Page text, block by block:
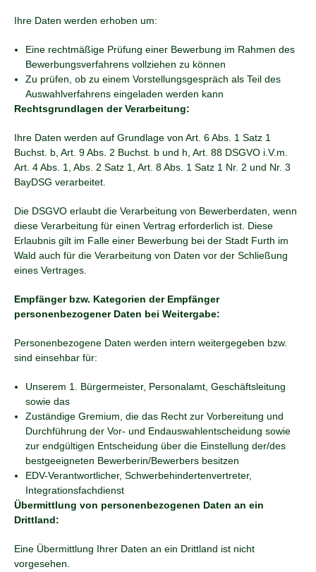
Ihre Daten werden erhoben um:
Eine rechtmäßige Prüfung einer Bewerbung im Rahmen des
Bewerbungsverfahrens vollziehen zu können
Zu prüfen, ob zu einem Vorstellungsgespräch als Teil des
Auswahlverfahrens eingeladen werden kann
Rechtsgrundlagen der Verarbeitung:
Ihre Daten werden auf Grundlage von Art. 6 Abs. 1 Satz 1
Buchst. b, Art. 9 Abs. 2 Buchst. b und h, Art. 88 DSGVO i.V.m.
Art. 4 Abs. 1, Abs. 2 Satz 1, Art. 8 Abs. 1 Satz 1 Nr. 2 und Nr. 3
BayDSG verarbeitet.
Die DSGVO erlaubt die Verarbeitung von Bewerberdaten, wenn
diese Verarbeitung für einen Vertrag erforderlich ist. Diese
Erlaubnis gilt im Falle einer Bewerbung bei der Stadt Furth im
Wald auch für die Verarbeitung von Daten vor der Schließung
eines Vertrages.
Empfänger bzw. Kategorien der Empfänger
personenbezogener Daten bei Weitergabe:
Personenbezogene Daten werden intern weitergegeben bzw.
sind einsehbar für:
Unserem 1. Bürgermeister, Personalamt, Geschäftsleitung
sowie das
Zuständige Gremium, die das Recht zur Vorbereitung und
Durchführung der Vor- und Endauswahlentscheidung sowie
zur endgültigen Entscheidung über die Einstellung der/des
bestgeeigneten Bewerberin/Bewerbers besitzen
EDV-Verantwortlicher, Schwerbehindertenvertreter,
Integrationsfachdienst
Übermittlung von personenbezogenen Daten an ein
Drittland:
Eine Übermittlung Ihrer Daten an ein Drittland ist nicht
vorgesehen.